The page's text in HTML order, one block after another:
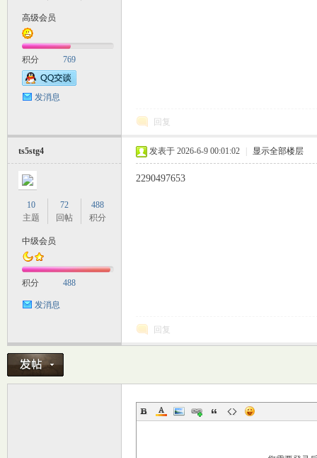
论
高级会员
积分 769
发消息
回复
ts5stg4
10
主题
72
回帖
488
积分
中级会员
积分 488
发消息
发表于 2026-6-9 00:01:02 显示全部楼层
2290497653
回复